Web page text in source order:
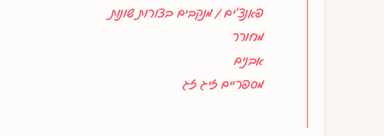
פאנצ'ים / מנקבים בצורות שונות
מחורר
אבנים
מספריים זיג זג